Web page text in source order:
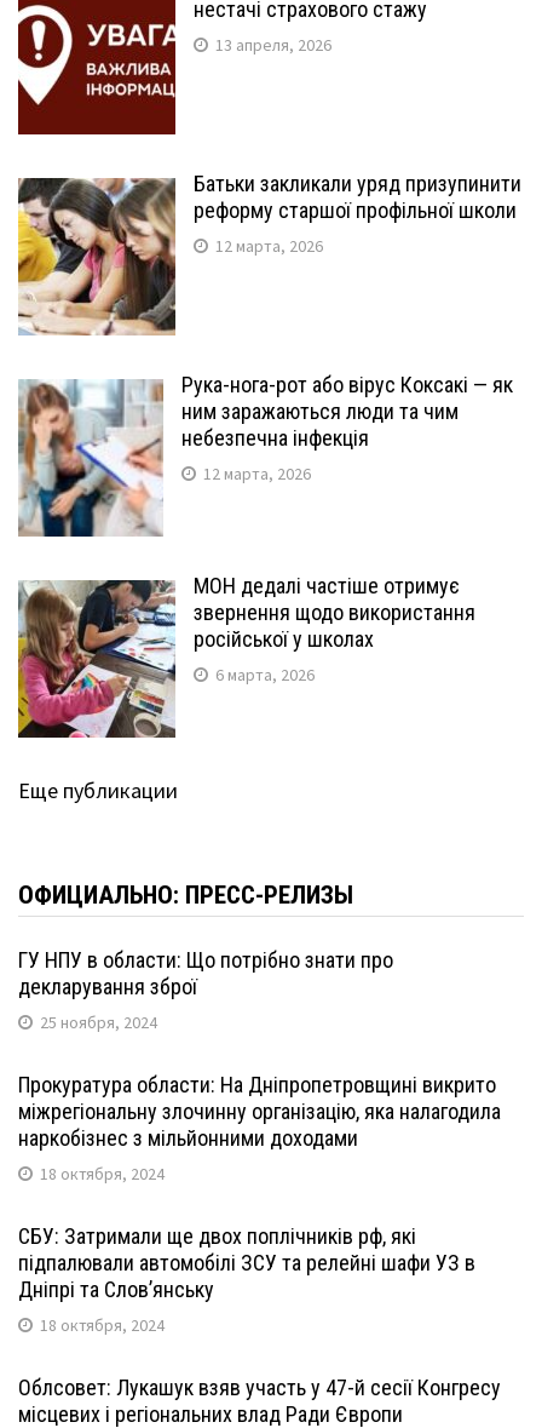
нестачі страхового стажу
13 апреля, 2026
Батьки закликали уряд призупинити
реформу старшої профільної школи
12 марта, 2026
Рука-нога-рот або вірус Коксакі — як
ним заражаються люди та чим
небезпечна інфекція
12 марта, 2026
МОН дедалі частіше отримує
звернення щодо використання
російської у школах
6 марта, 2026
Еще публикации
ОФИЦИАЛЬНО: ПРЕСС-РЕЛИЗЫ
ГУ НПУ в области: Що потрібно знати про
декларування зброї
25 ноября, 2024
Прокуратура области: На Дніпропетровщині викрито
міжрегіональну злочинну організацію, яка налагодила
наркобізнес з мільйонними доходами
18 октября, 2024
СБУ: Затримали ще двох поплічників рф, які
підпалювали автомобілі ЗСУ та релейні шафи УЗ в
Дніпрі та Слов’янську
18 октября, 2024
Облсовет: Лукашук взяв участь у 47-й сесії Конгресу
місцевих і регіональних влад Ради Європи